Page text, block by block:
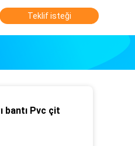
Teklif isteği
bantı Pvc çit